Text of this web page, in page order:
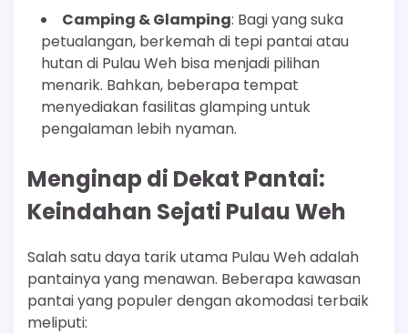
Camping & Glamping: Bagi yang suka
petualangan, berkemah di tepi pantai atau
hutan di Pulau Weh bisa menjadi pilihan
menarik. Bahkan, beberapa tempat
menyediakan fasilitas glamping untuk
pengalaman lebih nyaman.
Menginap di Dekat Pantai:
Keindahan Sejati Pulau Weh
Salah satu daya tarik utama Pulau Weh adalah
pantainya yang menawan. Beberapa kawasan
pantai yang populer dengan akomodasi terbaik
meliputi: